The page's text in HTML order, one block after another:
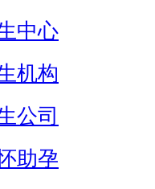
中心
机构
公司
助孕